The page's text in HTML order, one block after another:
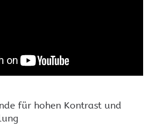
für hohen Kontrast und